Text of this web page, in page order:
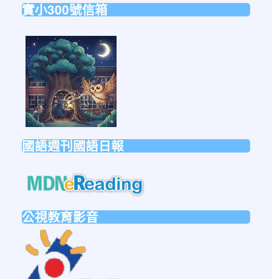
實小300號信箱
https://forms.gle/sb6qss7apF2uRjVc7
國語週刊國語日報
公視教育影音